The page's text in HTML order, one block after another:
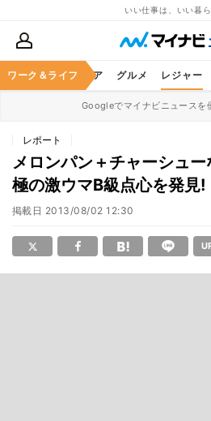
いい仕事は、いい暮
ワーク＆ライフ
暮らし ヘルスケア グルメ レジャー
Googleでマイナビニュースを
レポート
メロンパン＋チャーシュ
極の激ウマB級点心を発見!
掲載日 2013/08/02 12:30